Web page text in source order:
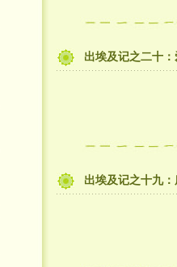
出埃及记之二十
出埃及记之十九